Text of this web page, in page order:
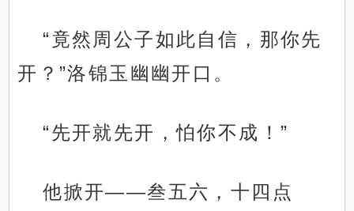
“竟然周公子如此自信，那你先
开？”洛锦玉幽幽开口。
“先开就先开，怕你不成！”
他掀开——叁五六，十四点